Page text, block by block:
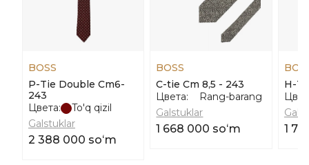
BOSS
P-Tie Double Cm6-
243
Цвета:
To'q qizil
Galstuklar
2 388 000 soʻm
BOSS
C-tie Cm 8,5 - 243
Цвета:
Rang-barang
Galstuklar
1 668 000 soʻm
H-
1